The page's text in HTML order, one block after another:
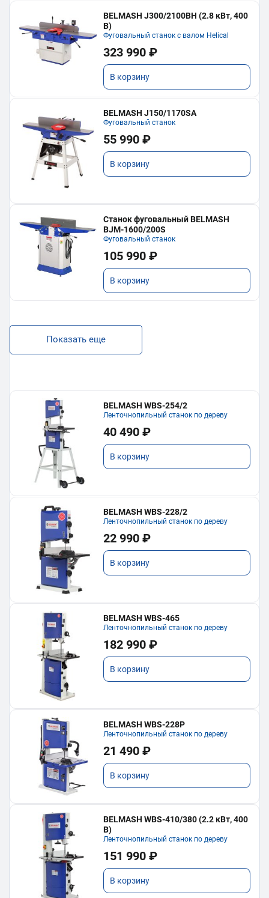
BELMASH J300/2100ВH (2.8 кВт, 400
В)
Фуговальный станок с валом Helical
323 990 ₽
В корзину
BELMASH J150/1170SA
Фуговальный станок
55 990 ₽
В корзину
Станок фуговальный BELMASH
BJM-1600/200S
Фуговальный станок
105 990 ₽
В корзину
Показать еще
BELMASH WBS-254/2
Ленточнопильный станок по дереву
40 490 ₽
В корзину
BELMASH WBS-228/2
Ленточнопильный станок по дереву
22 990 ₽
В корзину
BELMASH WBS-465
Ленточнопильный станок по дереву
182 990 ₽
В корзину
BELMASH WBS-228P
Ленточнопильный станок по дереву
21 490 ₽
В корзину
BELMASH WBS-410/380 (2.2 кВт, 400
В)
Ленточнопильный станок по дереву
151 990 ₽
В корзину